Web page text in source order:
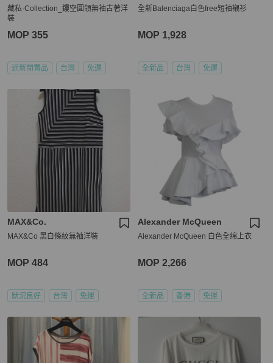
藏私·Collection_鏤空圓領無袖古著洋
裝
MOP 355
近新閒置品 台灣 免運
全新Balenciaga白色free短袖襯衫
MOP 1,928
全新品 台灣 免運
MAX&Co.
MAX&Co 黑白條紋無袖洋裝
MOP 484
狀況良好 台灣 免運
Alexander McQueen
Alexander McQueen 白色全绵上衣
MOP 2,266
全新品 香港 免運